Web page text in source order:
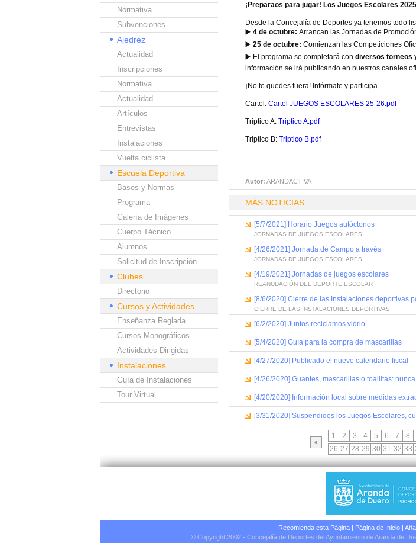
Normativa
Subvenciones
Ajedrez
Actualidad
Inscripciones
Normativa
Actualidad
Artículos
Entrevistas
Instalaciones
Vuelta ciclista
Escuela Deportiva
Bases y Normas
Programa
Galería de Imágenes
Cuerpo Técnico
Alumnos
Solicitud de Inscripción
Clubes
Directorio
Cursos y Actividades
Enseñanza Reglada
Cursos Monográficos
Actividades Dirigidas
Instalaciones
Guía de Instalaciones
Tour Virtual
¡Preparaos para jugar! Los Juegos Escolares
Desde la Concejalía de Deportes ya tenemos todo
▶️ 4 de octubre: Arrancan las Jornadas de
▶️ 25 de octubre: Comienzan las Competiciones
▶️ El programa se completará con diversos torneos
información se irá publicando en nuestros canales
¡No te quedes fuera! Infórmate y participa.
Cartel: Cartel JUEGOS ESCOLARES 25-26.pdf
Triptico A: Triptico A.pdf
Triptico B: Triptico B.pdf
Autor: ARANDACTIVA
MÁS NOTICIAS
[5/7/2021] Horario Juegos autóctonos
JORNADAS DE JUEGOS ESCOLARES
[4/26/2021] Jornada de Campo a través
JORNADAS DE JUEGOS ESCOLARES
[4/19/2021] Jornadas de juegos escolares
REANUDACIÓN DEL DEPORTE ESCOLAR
[8/6/2020] Cierre de las Instalaciones deportivas
CIERRE DE LAS INSTALACIONES DEPORTIVAS
[6/2/2020] Juntos reciclamos vidrio
[5/4/2020] Guía para la compra de mascarillas
[4/27/2020] Publicado el nuevo calendario fiscal
[4/26/2020] Guantes, mascarillas o toallitas:
[4/20/2020] Información local sobre medidas
[3/31/2020] Suspendidos los Juegos Escolares,
1 2 3 4 5 6 7 8
26 27 28 29 30 31 32 33
Recomienda esta Página | Página de Inicio |
© Copyright 2002 - Concejalía de Deportes del Ayuntamiento de Aranda de